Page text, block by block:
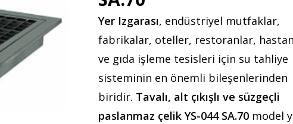
Yer Izgarası, endüstriyel mutfaklar,
fabrikalar, oteller, restoranlar,
ve gıda işleme tesisleri için su tahliye
sisteminin en önemli bileşenlerinden
biridir. Tavalı, alt çıkışlı ve süzgeçli
paslanmaz çelik YS-044 SA.70 model